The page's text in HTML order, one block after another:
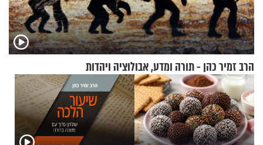
הרב זמיר כהן - תורה ומדע, אבולוציה ויהדות